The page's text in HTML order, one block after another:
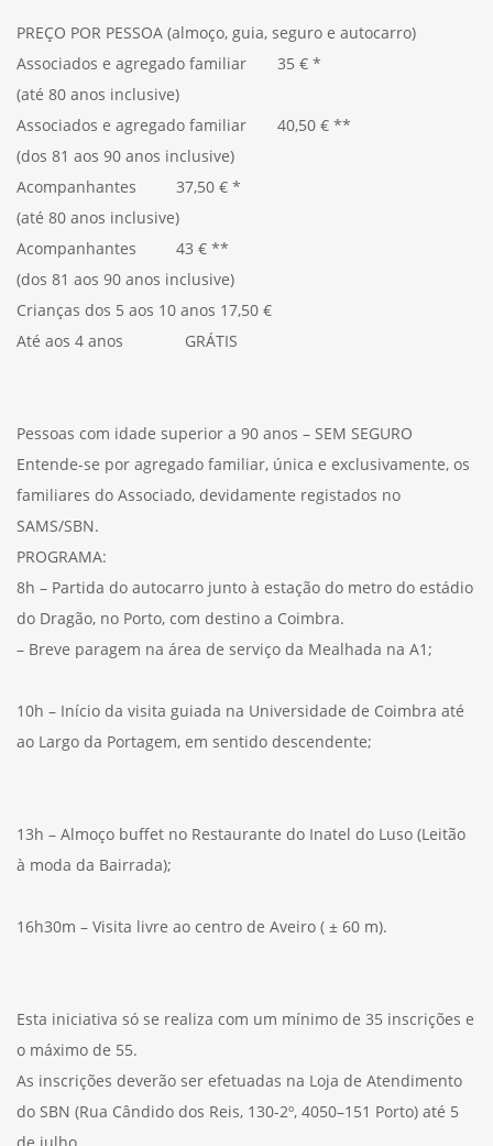
PREÇO POR PESSOA (almoço, guia, seguro e autocarro)
Associados e agregado familiar 35 € *
(até 80 anos inclusive)
Associados e agregado familiar 40,50 € **
(dos 81 aos 90 anos inclusive)
Acompanhantes 37,50 € *
(até 80 anos inclusive)
Acompanhantes 43 € **
(dos 81 aos 90 anos inclusive)
Crianças dos 5 aos 10 anos 17,50 €
Até aos 4 anos GRÁTIS
Pessoas com idade superior a 90 anos – SEM SEGURO
Entende-se por agregado familiar, única e exclusivamente, os
familiares do Associado, devidamente registados no
SAMS/SBN.
PROGRAMA:
8h – Partida do autocarro junto à estação do metro do estádio
do Dragão, no Porto, com destino a Coimbra.
– Breve paragem na área de serviço da Mealhada na A1;
10h – Início da visita guiada na Universidade de Coimbra até
ao Largo da Portagem, em sentido descendente;
13h – Almoço buffet no Restaurante do Inatel do Luso (Leitão
à moda da Bairrada);
16h30m – Visita livre ao centro de Aveiro ( ± 60 m).
Esta iniciativa só se realiza com um mínimo de 35 inscrições e
o máximo de 55.
As inscrições deverão ser efetuadas na Loja de Atendimento
do SBN (Rua Cândido dos Reis, 130-2º, 4050–151 Porto) até 5